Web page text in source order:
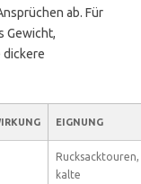
ab. Für
Gewicht,
dickere
EIGNUNG
Rucksacktouren,
kalte